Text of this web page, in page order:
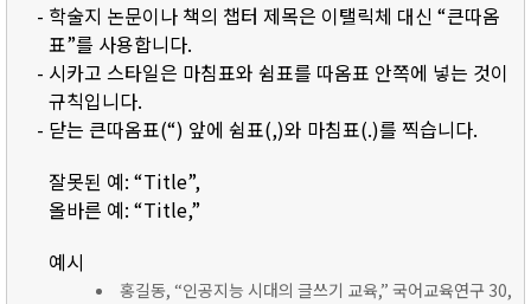
- 학술지 논문이나 책의 챕터 제목은 이탤릭체 대신 “큰따옴
표”를 사용합니다.
- 시카고 스타일은 마침표와 쉼표를 따옴표 안쪽에 넣는 것이
규칙입니다.
- 닫는 큰따옴표(“) 앞에 쉼표(,)와 마침표(.)를 찍습니다.
잘못된 예: “Title”,
올바른 예: “Title,”
예시
홍길동, “인공지능 시대의 글쓰기 교육,” 국어교육연구 30,